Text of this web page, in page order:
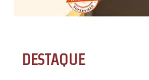
DESTAQUE